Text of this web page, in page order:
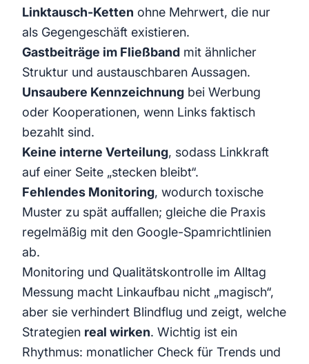
Linktausch-Ketten ohne Mehrwert, die nur
als Gegengeschäft existieren.
Gastbeiträge im Fließband mit ähnlicher
Struktur und austauschbaren Aussagen.
Unsaubere Kennzeichnung bei Werbung
oder Kooperationen, wenn Links faktisch
bezahlt sind.
Keine interne Verteilung, sodass Linkkraft
auf einer Seite „stecken bleibt“.
Fehlendes Monitoring, wodurch toxische
Muster zu spät auffallen; gleiche die Praxis
regelmäßig mit den Google-Spamrichtlinien
ab.
Monitoring und Qualitätskontrolle im Alltag
Messung macht Linkaufbau nicht „magisch“,
aber sie verhindert Blindflug und zeigt, welche
Strategien real wirken. Wichtig ist ein
Rhythmus: monatlicher Check für Trends und